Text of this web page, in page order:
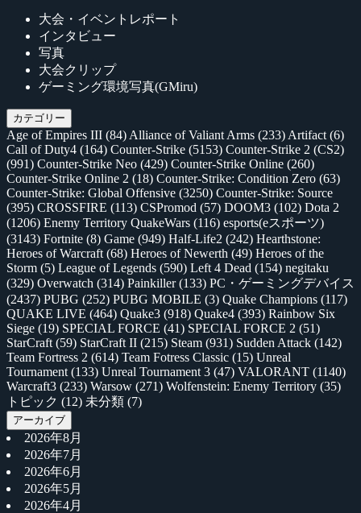
大会・イベントレポート
インタビュー
写真
大会クリップ
ゲーミング環境写真(GMiru)
カテゴリー
Age of Empires III (84) Alliance of Valiant Arms (233) Artifact (6)
Call of Duty4 (164) Counter-Strike (5153) Counter-Strike 2 (CS2)
(991) Counter-Strike Neo (429) Counter-Strike Online (260)
Counter-Strike Online 2 (18) Counter-Strike: Condition Zero (63)
Counter-Strike: Global Offensive (3250) Counter-Strike: Source
(395) CROSSFIRE (113) CSPromod (57) DOOM3 (102) Dota 2
(1206) Enemy Territory QuakeWars (116) esports(eスポーツ)
(3143) Fortnite (8) Game (949) Half-Life2 (242) Hearthstone:
Heroes of Warcraft (68) Heroes of Newerth (49) Heroes of the
Storm (5) League of Legends (590) Left 4 Dead (154) negitaku
(329) Overwatch (314) Painkiller(133) PC・ゲーミングデバイス
(2437) PUBG (252) PUBG MOBILE (3) Quake Champions (117)
QUAKE LIVE (464) Quake3 (918) Quake4 (393) Rainbow Six
Siege (19) SPECIAL FORCE (41) SPECIAL FORCE 2 (51)
StarCraft (59) StarCraft II (215) Steam (931) Sudden Attack (142)
Team Fortress 2 (614) Team Fotress Classic (15) Unreal
Tournament (133) Unreal Tournament 3 (47) VALORANT (1140)
Warcraft3 (233) Warsow (271) Wolfenstein: Enemy Territory (35)
トピック (12) 未分類 (7)
アーカイブ
2026年8月
2026年7月
2026年6月
2026年5月
2026年4月